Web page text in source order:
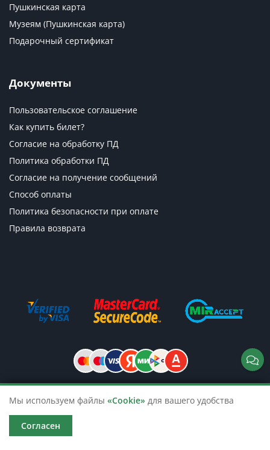
Пушкинская карта
Музеям (Пушкинская карта)
Подарочный сертификат
Документы
Пользовательское соглашение
Как купить билет?
Согласие на обработку ПД
Политика обработки ПД
Согласие на получение сообщений
Способ оплаты
Политика безопасности при оплате
Правила возврата
© 2026 TicketsTour. Продажа водных
Мы используем файлы «Cookie» для вашего удобства
Согласен